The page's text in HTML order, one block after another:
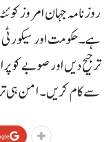
روزنامہ جہان امروز
ہے۔ حکومت اور سیکورٹی
ترجیح دیں اور صوبے کو
سے کام کریں۔ امن ہی